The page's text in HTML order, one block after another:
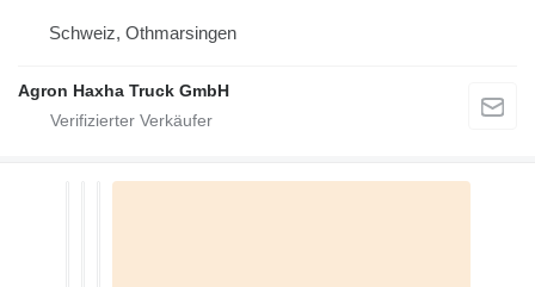
Schweiz, Othmarsingen
Agron Haxha Truck GmbH